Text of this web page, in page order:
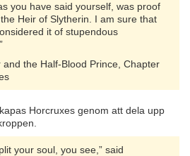
you have said yourself, was proof
Heir of Slytherin. I am sure that
it of stupendous
and the Half-Blood Prince, Chapter
Horcruxes genom att dela upp
your soul, you see,” said